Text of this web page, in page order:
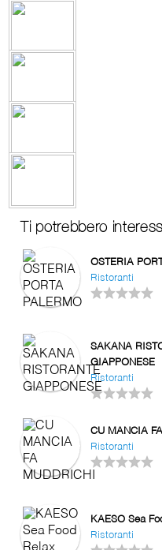
Ti potrebbero
OSTERIA
Ristoranti
SAKANA
GIAPPONESE
Ristoranti
CU MANCIA
Ristoranti
KAESO Sea
Ristoranti